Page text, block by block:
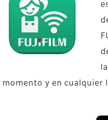
momento y en cualquier